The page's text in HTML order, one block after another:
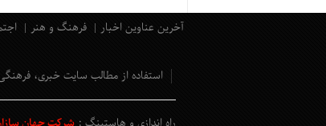
آخرین عناوین اخبار فرهنگ و هنر
استفاده از مطالب سایت خبری،